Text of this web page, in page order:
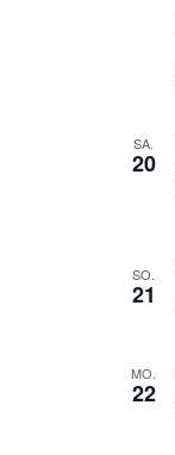
SA.
20
SO.
21
MO.
22